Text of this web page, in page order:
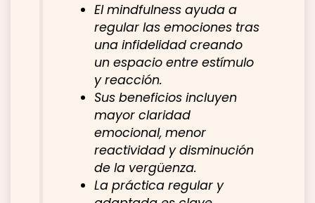
El mindfulness ayuda a
regular las emociones tras
una infidelidad creando
un espacio entre estímulo
y reacción.
Sus beneficios incluyen
mayor claridad
emocional, menor
reactividad y disminución
de la vergüenza.
La práctica regular y